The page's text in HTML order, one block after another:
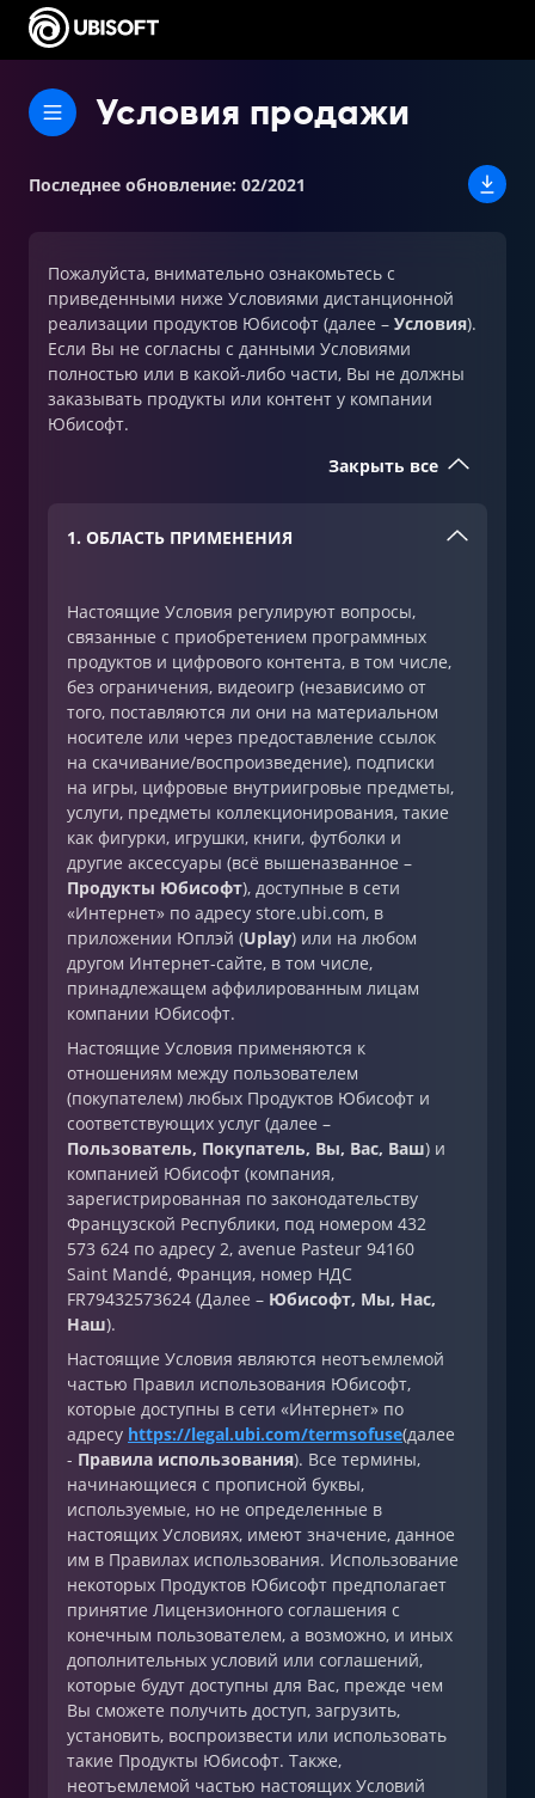
Условия продажи
Последнее обновление: 02/2021
Пожалуйста, внимательно ознакомьтесь с
приведенными ниже Условиями дистанционной
реализации продуктов Юбисофт (далее – Условия).
Если Вы не согласны с данными Условиями
полностью или в какой-либо части, Вы не должны
заказывать продукты или контент у компании
Юбисофт.
Закрыть все
1. ОБЛАСТЬ ПРИМЕНЕНИЯ
Настоящие Условия регулируют вопросы,
связанные с приобретением программных
продуктов и цифрового контента, в том числе,
без ограничения, видеоигр (независимо от
того, поставляются ли они на материальном
носителе или через предоставление ссылок
на скачивание/воспроизведение), подписки
на игры, цифровые внутриигровые предметы,
услуги, предметы коллекционирования, такие
как фигурки, игрушки, книги, футболки и
другие аксессуары (всё вышеназванное –
Продукты Юбисофт), доступные в сети
«Интернет» по адресу store.ubi.com, в
приложении Юплэй (Uplay) или на любом
другом Интернет-сайте, в том числе,
принадлежащем аффилированным лицам
компании Юбисофт.
Настоящие Условия применяются к
отношениям между пользователем
(покупателем) любых Продуктов Юбисофт и
соответствующих услуг (далее –
Пользователь, Покупатель, Вы, Вас, Ваш) и
компанией Юбисофт (компания,
зарегистрированная по законодательству
Французской Республики, под номером 432
573 624 по адресу 2, avenue Pasteur 94160
Saint Mandé, Франция, номер НДС
FR79432573624 (Далее – Юбисофт, Мы, Нас,
Наш).
Настоящие Условия являются неотъемлемой
частью Правил использования Юбисофт,
которые доступны в сети «Интернет» по
адресу https://legal.ubi.com/termsofuse(далее
- Правила использования). Все термины,
начинающиеся с прописной буквы,
используемые, но не определенные в
настоящих Условиях, имеют значение, данное
им в Правилах использования. Использование
некоторых Продуктов Юбисофт предполагает
принятие Лицензионного соглашения с
конечным пользователем, а возможно, и иных
дополнительных условий или соглашений,
которые будут доступны для Вас, прежде чем
Вы сможете получить доступ, загрузить,
установить, воспроизвести или использовать
такие Продукты Юбисофт. Также,
неотъемлемой частью настоящих Условий